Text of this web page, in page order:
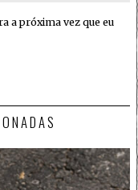
a próxima vez que eu